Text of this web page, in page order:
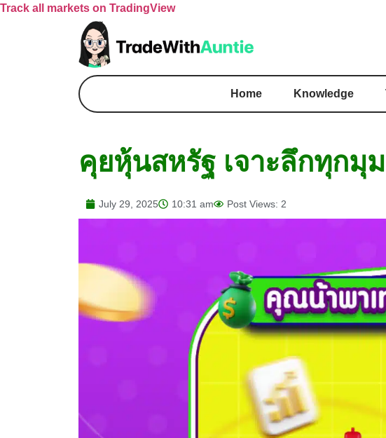
Track all markets on TradingView
Home Knowledge
คุยหุ้นสหรัฐ เจาะลึกทุกมุ
July 29, 2025 10:31 am Post Views: 2